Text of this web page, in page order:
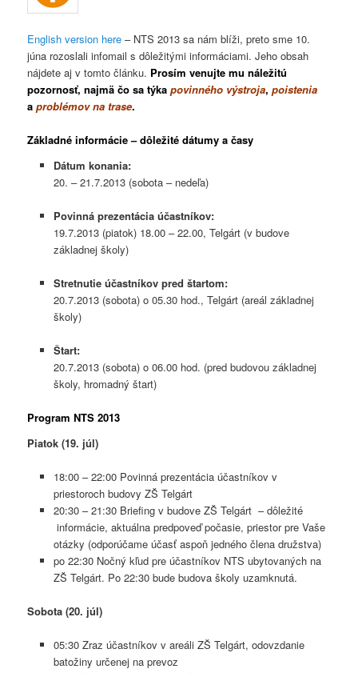
English version here – NTS 2013 sa nám blíži, preto sme 10.
júna rozoslali infomail s dôležitými informáciami. Jeho obsah
nájdete aj v tomto článku. Prosím venujte mu náležitú
pozornosť, najmä čo sa týka povinného výstroja,poistenia
aproblémov na trase.
Základné informácie – dôležité dátumy a časy
Dátum konania:
20. – 21.7.2013 (sobota – nedeľa)
Povinná prezentácia účastníkov:
19.7.2013 (piatok) 18.00 – 22.00, Telgárt (v budove
základnej školy)
Stretnutie účastníkov pred štartom:
20.7.2013 (sobota) o 05.30 hod., Telgárt (areál základnej
školy)
Štart:
20.7.2013 (sobota) o 06.00 hod. (pred budovou základnej
školy, hromadný štart)
Program NTS 2013
Piatok (19. júl)
18:00 – 22:00 Povinná prezentácia účastníkov v
priestoroch budovy ZŠ Telgárt
20:30 – 21:30 Briefing v budove ZŠ Telgárt – dôležité
informácie, aktuálna predpoveď počasie, priestor pre Vaše
otázky (odporúčame účasť aspoň jedného člena družstva)
po 22:30 Nočný kľud pre účastníkov NTS ubytovaných na
ZŠ Telgárt. Po 22:30 bude budova školy uzamknutá.
Sobota (20. júl)
05:30 Zraz účastníkov v areáli ZŠ Telgárt, odovzdanie
batožiny určenej na prevoz